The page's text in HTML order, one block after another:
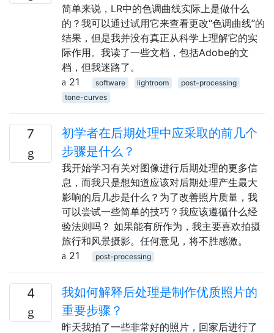
简单来说，LR中的色调曲线实际上是做什么
的？我可以通过试用它来查看更改“色调曲线”的
结果，但是我并没有真正从科学上理解它的实
际作用。我读了一些文档，包括Adobe的文
档，但我迷路了。
21
software lightroom
post-processing
tone-curves
7
初学者在后期处理中应采取的前几个
步骤是什么？
我开始学习有关对图像进行后期处理的更多信
息，而我只是想知道应该对后期处理产生最大
影响的后几步是什么？为了改善照片质量，我
可以尝试一些简单的技巧？我应该遵循什么经
验法则吗？ 如果能有所作为，我主要喜欢拍摄
旅行和风景摄影。任何意见，将不胜感激。
21
post-processing
4
我如何解释后处理是制作优质照片的
重要步骤？
昨天我拍了一些非常好的照片，回家后进行了